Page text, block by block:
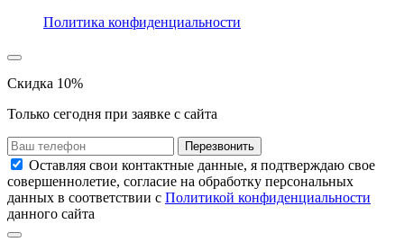
Политика конфиденциальности
Скидка 10%
Только сегодня при заявке с сайта
Перезвонить
Оставляя свои контактные данные, я подтверждаю свое
совершеннолетие, согласие на обработку персональных
данных в соответствии с Политикой конфиденциальности
данного сайта